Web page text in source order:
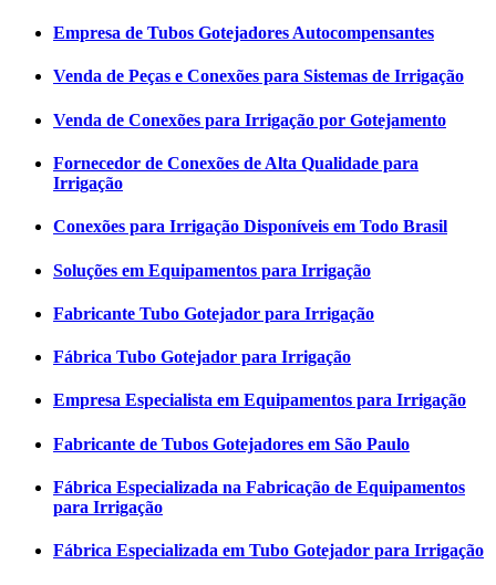
Empresa de Tubos Gotejadores Autocompensantes
Venda de Peças e Conexões para Sistemas de Irrigação
Venda de Conexões para Irrigação por Gotejamento
Fornecedor de Conexões de Alta Qualidade para
Irrigação
Conexões para Irrigação Disponíveis em Todo Brasil
Soluções em Equipamentos para Irrigação
Fabricante Tubo Gotejador para Irrigação
Fábrica Tubo Gotejador para Irrigação
Empresa Especialista em Equipamentos para Irrigação
Fabricante de Tubos Gotejadores em São Paulo
Fábrica Especializada na Fabricação de Equipamentos
para Irrigação
Fábrica Especializada em Tubo Gotejador para Irrigação